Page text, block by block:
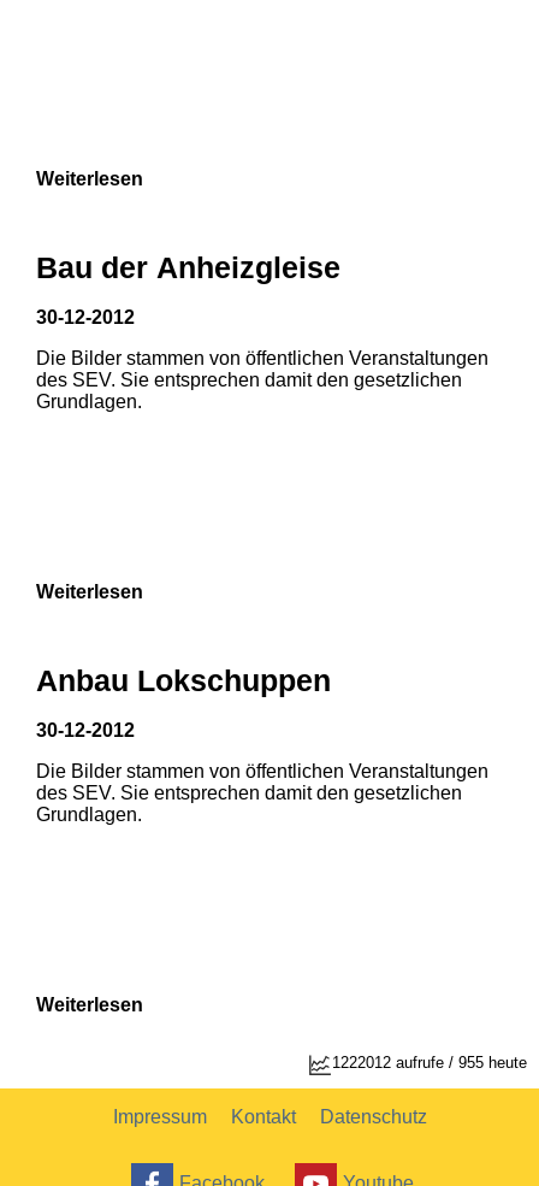
1 2
1 2
Weiterlesen
Bau der Anheizgleise
30-12-2012
Die Bilder stammen von öffentlichen Veranstaltungen
des SEV. Sie entsprechen damit den gesetzlichen
Grundlagen.
Weiterlesen
Anbau Lokschuppen
30-12-2012
Die Bilder stammen von öffentlichen Veranstaltungen
des SEV. Sie entsprechen damit den gesetzlichen
Grundlagen.
Weiterlesen
1222012 aufrufe / 955 heute
Impressum Kontakt Datenschutz